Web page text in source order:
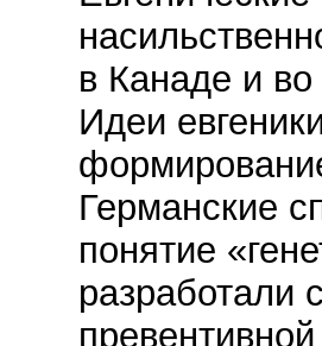
в Канаде и во
Идеи
Германские
понятие
разработали